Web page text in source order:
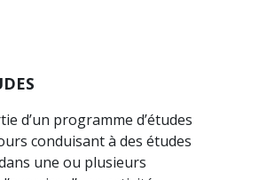
d’un programme d’études
conduisant à des études
une ou plusieurs